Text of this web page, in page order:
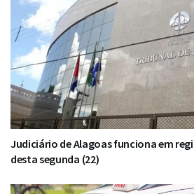
Judiciário de Alagoas funciona em
desta segunda (22)